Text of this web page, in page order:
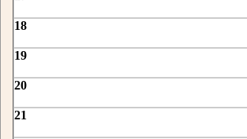
18
19
20
21